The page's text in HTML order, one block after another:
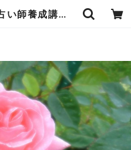
タロットカード占い師養成講座 前半の大アルカナコース受講申し込み参加チケット | missionspase